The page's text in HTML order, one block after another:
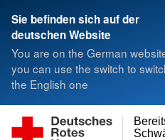
Sie befinden sich auf der
deutschen Website
You are on the German
you can use the switch to
the English one